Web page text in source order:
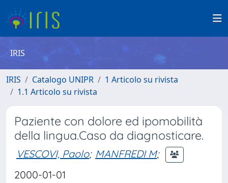
IRIS
IRIS Catalogo UNIPR
1 Articolo su rivista
1.1 Articolo su rivista
Paziente con dolore ed ipomobilità
della lingua.Caso da diagnosticare.
VESCOVI, Paolo; MANFREDI M;
2000-01-01